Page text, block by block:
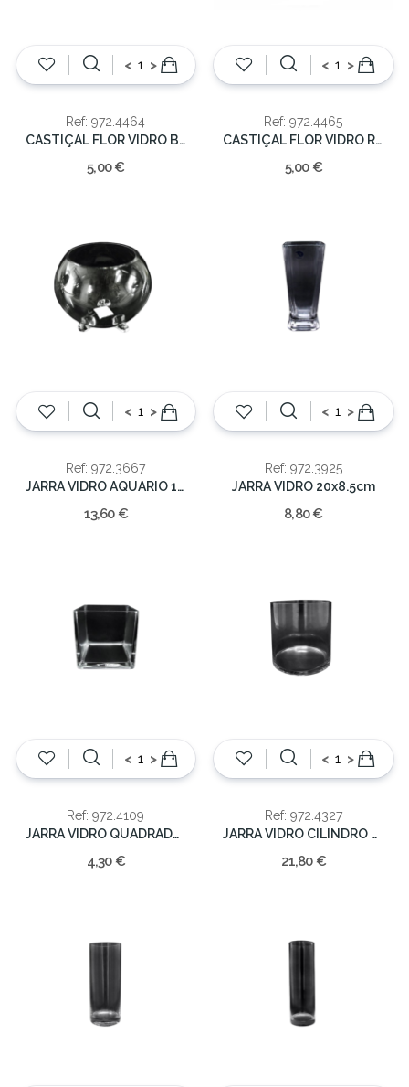
< >
Ref: 972.4464
CASTIÇAL FLOR VIDRO BRANCO 5CM
5,00 €
< >
Ref: 972.4465
CASTIÇAL FLOR VIDRO ROSA 5CM
5,00 €
< >
Ref: 972.3667
JARRA VIDRO AQUARIO 16.5x16cm
13,60 €
< >
Ref: 972.3925
JARRA VIDRO 20x8.5cm
8,80 €
< >
Ref: 972.4109
JARRA VIDRO QUADRADA 10cm
4,30 €
< >
Ref: 972.4327
JARRA VIDRO CILINDRO 20cm
21,80 €